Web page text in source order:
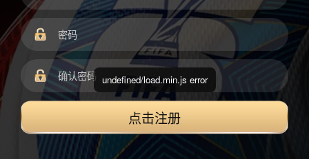
点击注册
undefined/load.min.js error